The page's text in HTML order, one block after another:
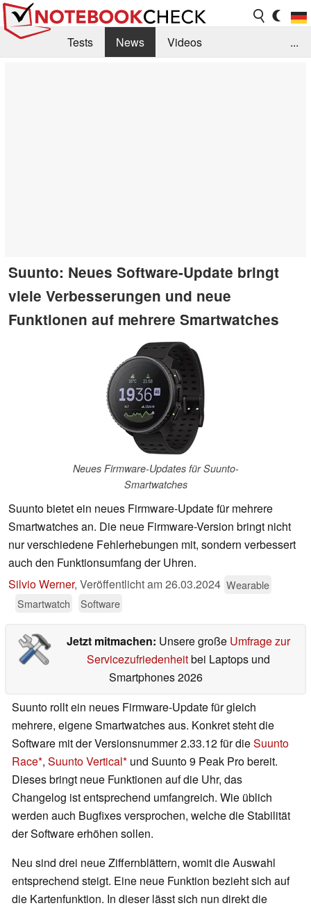
Tests News
Videos
...
Suunto: Neues Software-Update bringt
viele Verbesserungen und neue
Funktionen auf mehrere Smartwatches
Neues Firmware-Updates für Suunto-
Smartwatches
Suunto bietet ein neues Firmware-Update für mehrere
Smartwatches an. Die neue Firmware-Version bringt nicht
nur verschiedene Fehlerhebungen mit, sondern verbessert
auch den Funktionsumfang der Uhren.
Silvio Werner, Veröffentlicht am26.03.2024 Wearable
Smartwatch
Software
Jetzt mitmachen: Unsere große Umfrage zur
Servicezufriedenheitbei Laptops und
Smartphones 2026
Suunto rollt ein neues Firmware-Update für gleich
mehrere, eigene Smartwatches aus. Konkret steht die
Software mit der Versionsnummer 2.33.12 für dieSuunto
Race , Suunto Vertical und Suunto 9 Peak Pro bereit.
Dieses bringt neue Funktionen auf die Uhr, das
Changelog ist entsprechend umfangreich. Wie üblich
werden auch Bugfixes versprochen, welche die Stabilität
der Software erhöhen sollen.
Neu sind drei neue Ziffernblättern, womit die Auswahl
entsprechend steigt. Eine neue Funktion bezieht sich auf
die Kartenfunktion. In dieser lässt sich nun direkt die